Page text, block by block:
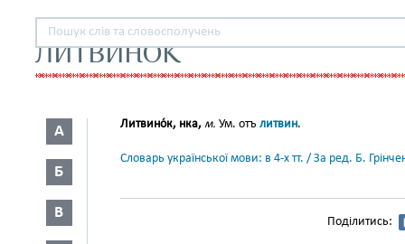
ЛИТВИНОК
А
Б
В
Литвино́к, нка, м. Ум. отъ литвин.
Словарь української мови: в 4-х тт. / За ред. Б.
Поділитись: